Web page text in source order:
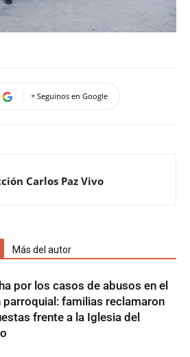
+ Seguinos en Google
Carlos Paz Vivo
Más del autor
por los casos de abusos en el
parroquial: familias reclamaron
frente a la Iglesia del